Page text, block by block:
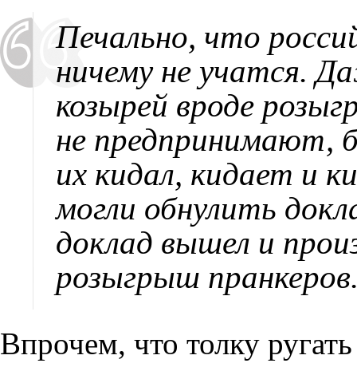
Печально, что
ничему не учатся.
козырей вроде
не предпринимают,
их кидал, кидает и
могли обнулить
доклад вышел и
розыгрыш
Впрочем, что толку